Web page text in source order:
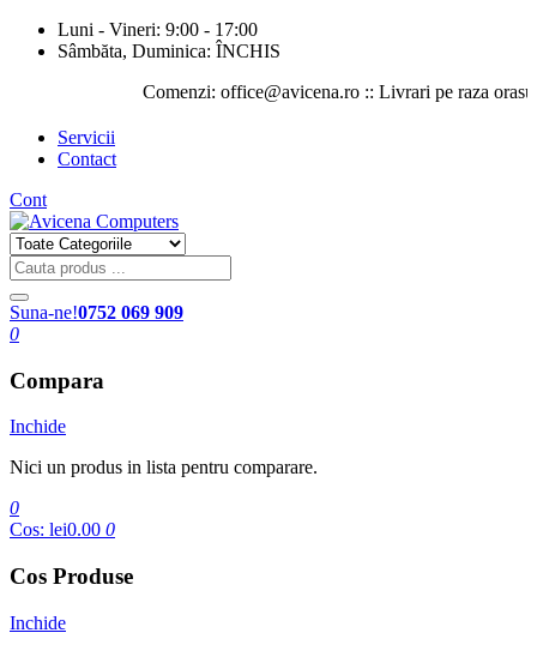
Luni - Vineri: 9:00 - 17:00
Sâmbăta, Duminica: ÎNCHIS
Comenzi: office@avicena.ro :: Livrari pe raza orasului
Servicii
Contact
Cont
Suna-ne!0752 069 909
0
Compara
Inchide
Nici un produs in lista pentru comparare.
0
Cos: lei0.00 0
Cos Produse
Inchide